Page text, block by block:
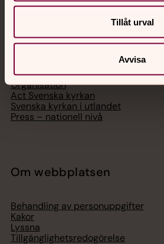
Tillåt urval
Avvisa
Svenska kyrkan
Hitta församling
Ge en gåva
Organisation
Act Svenska kyrkan
Svenska kyrkan i utlandet
Press – nationell nivå
Om webbplatsen
Behandling av personuppgifter
Kakor
Lyssna
Tillgänglighetsredogörelse